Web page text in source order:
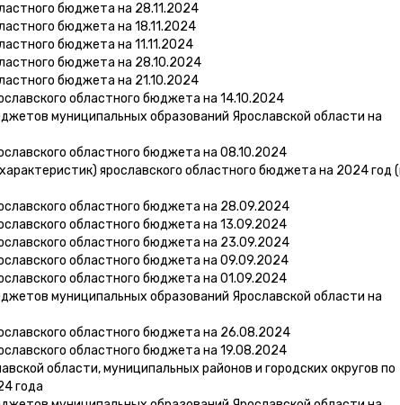
бюджета на 28.11.2024
бюджета на 18.11.2024
бюджета на 11.11.2024
бюджета на 28.10.2024
бюджета на 21.10.2024
областного бюджета на 14.10.2024
муниципальных образований Ярославской области на
областного бюджета на 08.10.2024
ярославского областного бюджета на 2024 год
областного бюджета на 28.09.2024
областного бюджета на 13.09.2024
областного бюджета на 23.09.2024
областного бюджета на 09.09.2024
областного бюджета на 01.09.2024
муниципальных образований Ярославской области на
областного бюджета на 26.08.2024
областного бюджета на 19.08.2024
области, муниципальных районов и городских округов по
года